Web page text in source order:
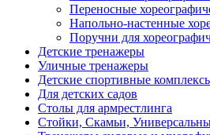
Переносные
Напольно-настенные
Поручни для
Детские тренажеры
Уличные тренажеры
Детские спортивные
Для детских садов
Столы для армрестлинга
Стойки, Скамьи,